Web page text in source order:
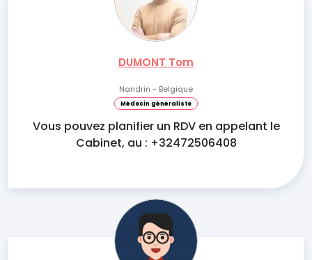
DUMONT Tom
Nandrin - Belgique
Médecin généraliste
Vous pouvez planifier un RDV en appelant le
Cabinet, au : +32472506408